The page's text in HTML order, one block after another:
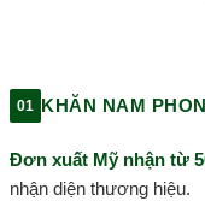
01 KHĂN NAM
Đơn xuất Mỹ nhận từ
nhận diện thương hiệu.